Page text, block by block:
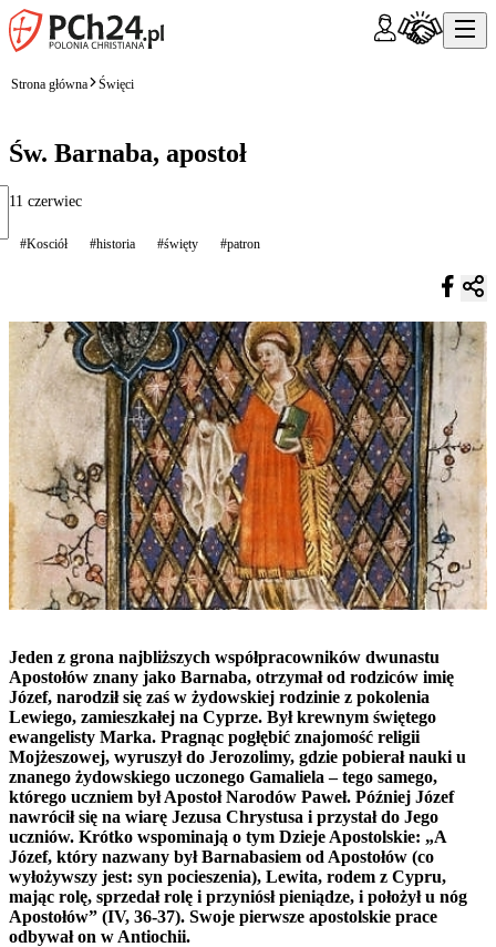
Strona główna Święci
Św. Barnaba, apostoł
11 czerwiec
#Kosciół #historia #święty #patron
Jeden z grona najbliższych współpracowników dwunastu
Apostołów znany jako Barnaba, otrzymał od rodziców imię
Józef, narodził się zaś w żydowskiej rodzinie z pokolenia
Lewiego, zamieszkałej na Cyprze. Był krewnym świętego
ewangelisty Marka. Pragnąc pogłębić znajomość religii
Mojżeszowej, wyruszył do Jerozolimy, gdzie pobierał nauki u
znanego żydowskiego uczonego Gamaliela – tego samego,
którego uczniem był Apostoł Narodów Paweł. Później Józef
nawrócił się na wiarę Jezusa Chrystusa i przystał do Jego
uczniów. Krótko wspominają o tym Dzieje Apostolskie: „A
Józef, który nazwany był Barnabasiem od Apostołów (co
wyłożywszy jest: syn pocieszenia), Lewita, rodem z Cypru,
mając rolę, sprzedał rolę i przyniósł pieniądze, i położył u nóg
Apostołów” (IV, 36-37). Swoje pierwsze apostolskie prace
odbywał on w Antiochii.